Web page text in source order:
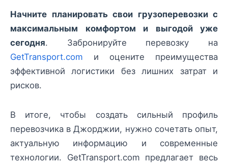
Начните планировать свои грузоперевозки с
максимальным комфортом и выгодой уже
сегодня. Забронируйте перевозку на
GetTransport.com и оцените преимущества
эффективной логистики без лишних затрат и
рисков.
В итоге, чтобы создать сильный профиль
перевозчика в Джорджии, нужно сочетать опыт,
актуальную информацию и современные
технологии. GetTransport.com предлагает весь